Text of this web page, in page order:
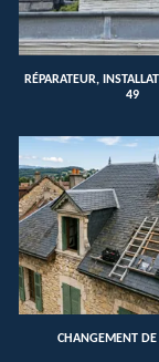
RÉPARATEUR,
49
CHANGEMENT